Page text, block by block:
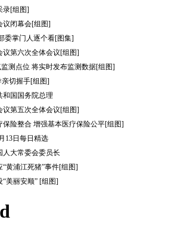
录[组图]
议闭幕会[组图]
委掌门人逐个看[图集]
议第六次全体会议[组图]
测点位 将实时发布监测数据[组图]
亲切握手[组图]
和国国务院总理
议第五次全体会议[组图]
保险整合 增强基本医疗保险公平[组图]
13日每日精选
人大常委会委员长
黄浦江死猪”事件[组图]
美丽安顺” [组图]